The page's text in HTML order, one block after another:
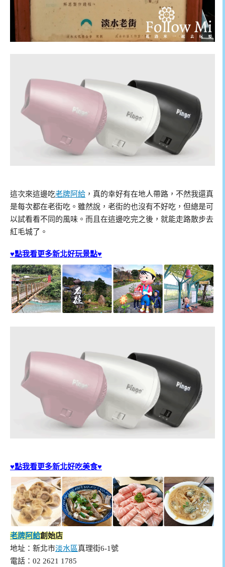
這次來這邊吃老牌阿給 ，真的幸好有在地人帶路，不然我還真
是每次都在老街吃。雖然說，老街的也沒有不好吃，但總是可
以試看看不同的風味。而且在這邊吃完之後，就能走路散步去
紅毛城了。
♥點我看更多新北好玩景點♥
♥點我看更多新北好吃美食♥
老牌阿給創始店
地址：新北市淡水區真理街6-1號
電話：02 2621 1785